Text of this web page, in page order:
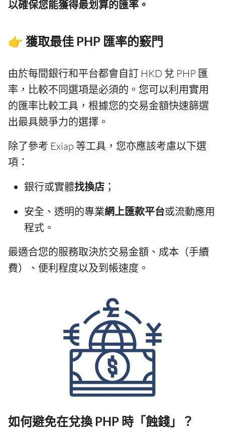
以確保您能獲得最划算的匯率。
👉 獲取最佳 PHP 匯率的竅門
由於每間銀行和平台都會自訂 HKD 兌 PHP 匯
率，比較不同選項是必須的。您可以利用實用
的匯率比較工具，根據您的交易金額快速篩選
出最具競爭力的選擇。
除了參考 Exiap 等工具，您亦應該考慮以下選
項：
銀行或實體找換店 ；
安全、透明的專業網上匯款平台或流動應用
程式。
最適合您的服務取決於交易金額、成本（手續
費）、便利程度以及到帳速度。
如何避免在兌換 PHP 時「蝕錢」？